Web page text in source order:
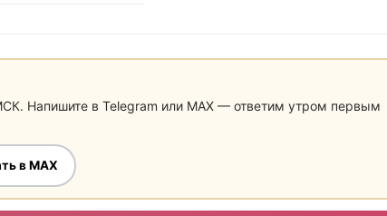
Напишите в Telegram или MAX — ответим утром первым
в MAX